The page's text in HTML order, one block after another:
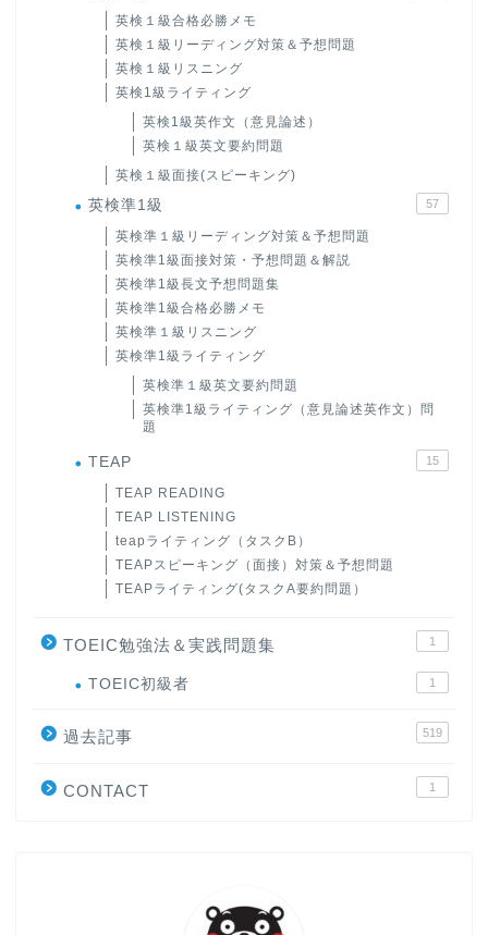
英検１級合格必勝メモ
英検１級リーディング対策＆予想問題
英検１級リスニング
英検1級ライティング
英検1級英作文（意見論述）
英検１級英文要約問題
英検１級面接(スピーキング)
英検準1級 57
英検準１級リーディング対策＆予想問題
英検準1級面接対策・予想問題＆解説
英検準1級長文予想問題集
英検準1級合格必勝メモ
英検準１級リスニング
英検準1級ライティング
英検準１級英文要約問題
英検準1級ライティング（意見論述英作文）問
題
TEAP 15
TEAP READING
TEAP LISTENING
teapライティング（タスクB）
TEAPスピーキング（面接）対策＆予想問題
TEAPライティング(タスクA要約問題）
TOEIC勉強法＆実践問題集 1
TOEIC初級者 1
過去記事 519
CONTACT 1
大学入試英語対策講座